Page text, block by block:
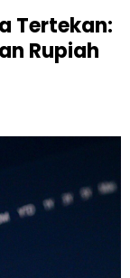
Tertekan:
Rupiah